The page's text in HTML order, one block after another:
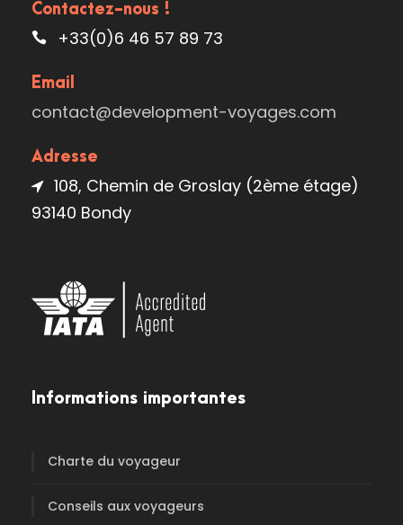
Contactez-nous !
+33(0)6 46 57 89 73
Email
contact@development-voyages.com
Adresse
108, Chemin de Groslay (2ème étage)
93140 Bondy
Informations importantes
Charte du voyageur
Conseils aux voyageurs